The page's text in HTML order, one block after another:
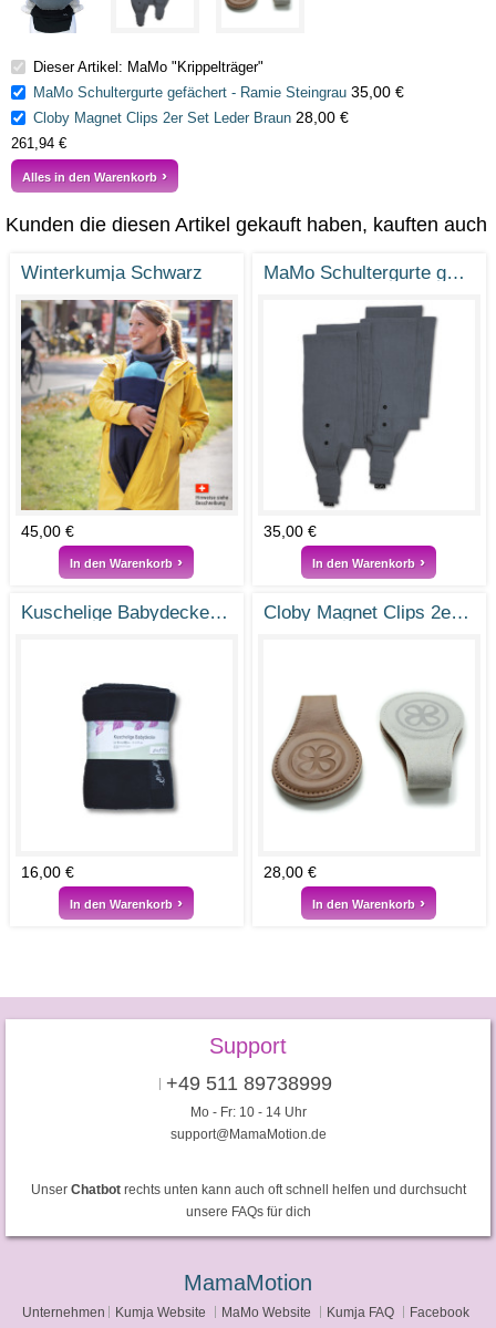
Dieser Artikel: MaMo "Krippelträger"
MaMo Schultergurte gefächert - Ramie Steingrau 35,00 €
Cloby Magnet Clips 2er Set Leder Braun 28,00 €
261,94 €
Alles in den Warenkorb
Kunden die diesen Artikel gekauft haben, kauften auch
Winterkumja Schwarz
45,00 €
In den Warenkorb
MaMo Schultergurte gefächert - Ramie Steingrau
35,00 €
In den Warenkorb
Kuschelige Babydecke S 100 x 80 cm Baumwolle Fleece
16,00 €
In den Warenkorb
Cloby Magnet Clips 2er Set Leder Braun
28,00 €
In den Warenkorb
Support
+49 511 89738999
Mo - Fr: 10 - 14 Uhr
support@MamaMotion.de
Unser Chatbotrechts unten kann auch oft schnell helfen und durchsucht
unsere FAQs für dich
MamaMotion
Unternehmen Kumja Website MaMo Website Kumja FAQ Facebook